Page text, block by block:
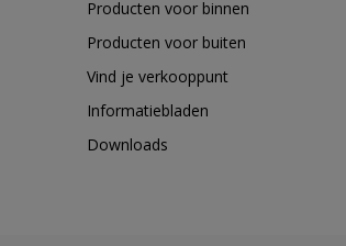
Producten voor binnen
Producten voor buiten
Vind je verkooppunt
Informatiebladen
Downloads